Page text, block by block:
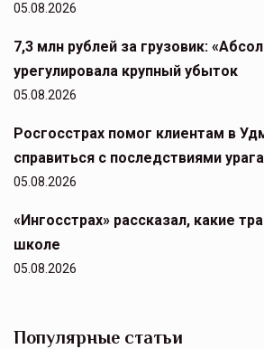
05.08.2026
7,3 млн рублей за грузовик:
урегулировала крупный убыток
05.08.2026
Росгосстрах помог клиентам в
справиться с последствиями
05.08.2026
«Ингосстрах» рассказал, какие
школе
05.08.2026
Популярные статьи